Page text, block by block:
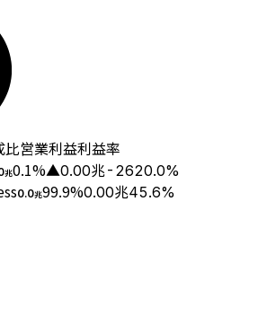
比営業利益利益率
兆0.1%▲0.00兆-2620.0%
0.0兆99.9%0.00兆45.6%